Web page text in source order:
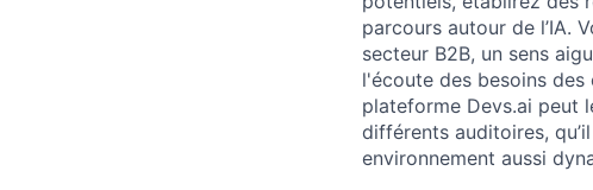
parcours autour de l’IA.
secteur B2B, un sens
l'écoute des besoins
plateforme Devs.ai peut
différents auditoires,
environnement aussi